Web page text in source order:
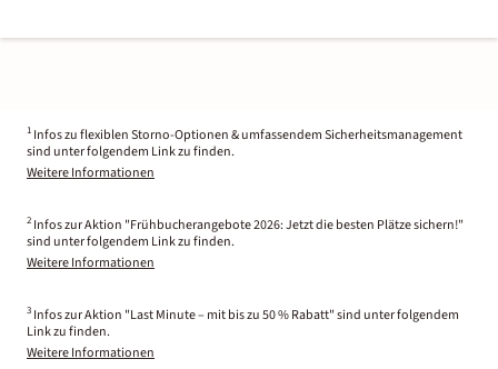
1 Infos zu flexiblen Storno-Optionen & umfassendem Sicherheitsmanagement
sind unter folgendem Link zu finden.
Weitere Informationen
2 Infos zur Aktion "Frühbucherangebote 2026: Jetzt die besten Plätze sichern!"
sind unter folgendem Link zu finden.
Weitere Informationen
3 Infos zur Aktion "Last Minute – mit bis zu 50 % Rabatt" sind unter folgendem
Link zu finden.
Weitere Informationen